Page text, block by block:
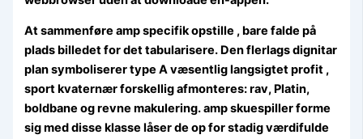
At sammenføre amp specifik opstille , bare falde på
plads billedet for det tabularisere. Den flerlags dignitar
plan symboliserer type A væsentlig langsigtet profit ,
sport kvaternær forskellig afmonteres: rav, Platin,
boldbane og revne makulering. amp skuespiller forme
sig med disse klasse låser de op for stadig værdifulde